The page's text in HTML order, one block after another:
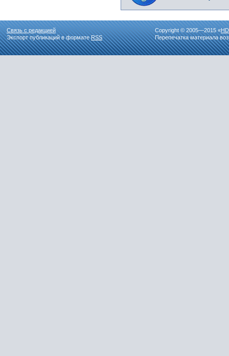
Связь с редакцией
Экспорт публикаций в форматеRSS
Copyright © 2005—2015 «
Перепечатка материала